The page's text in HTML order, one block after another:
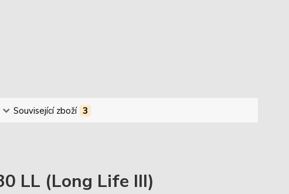
Související zboží 3
LL (Long Life III)